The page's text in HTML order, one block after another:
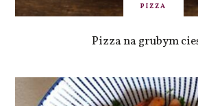
PIZZA
Pizza na grubym